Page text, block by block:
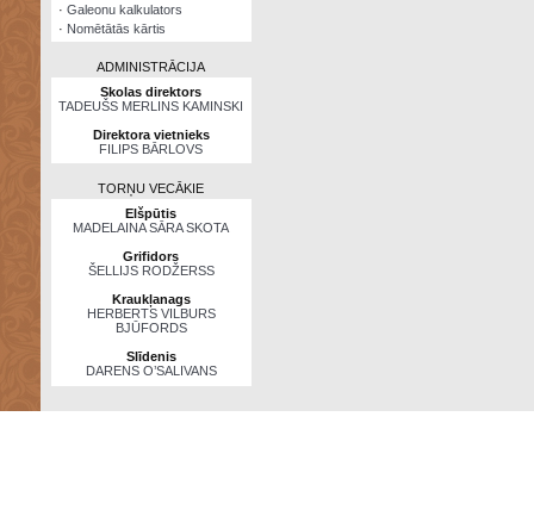
· Galeonu kalkulators
· Nomētātās kārtis
ADMINISTRĀCIJA
Skolas direktors
TADEUŠS MERLINS KAMINSKI
Direktora vietnieks
FILIPS BĀRLOVS
TORŅU VECĀKIE
Elšpūtis
MADELAINA SĀRA SKOTA
Grifidors
ŠELLIJS RODŽERSS
Kraukļanags
HERBERTS VILBURS
BJŪFORDS
Slīdenis
DARENS O’SALIVANS